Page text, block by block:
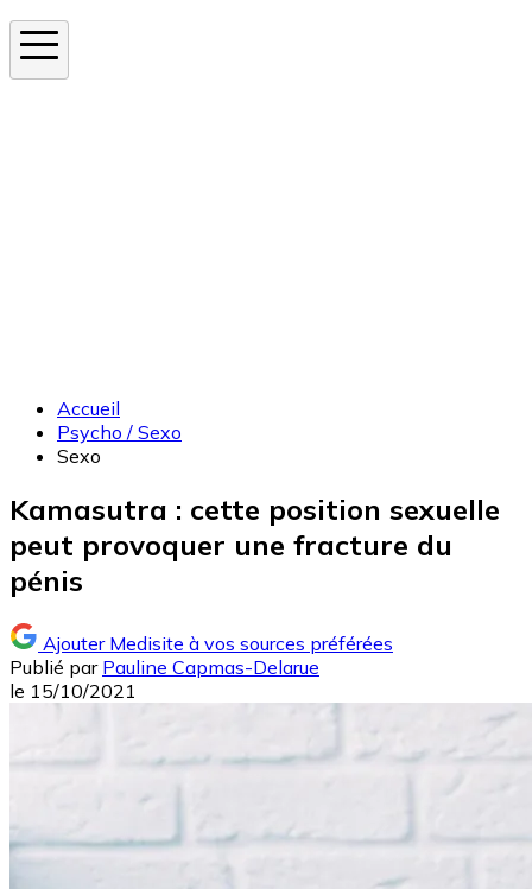
Accueil
Psycho / Sexo
Sexo
Kamasutra : cette position sexuelle
peut provoquer une fracture du
pénis
Ajouter Medisite à vos sources préférées
Publié par Pauline Capmas-Delarue
le 15/10/2021